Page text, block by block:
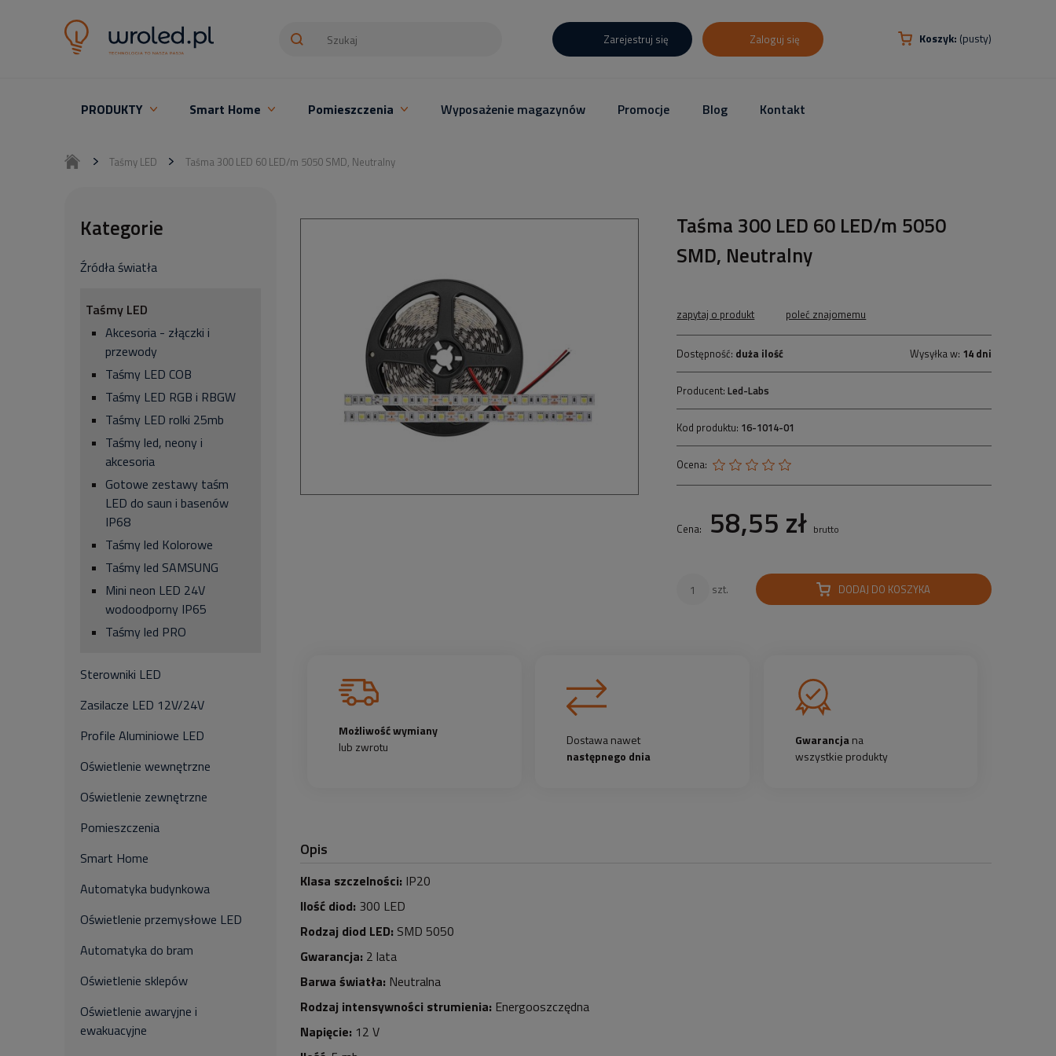
Koszyk: (pusty)
Zarejestruj się Zaloguj się
PRODUKTY Smart Home Pomieszczenia Wyposażenie magazynów Promocje Blog Kontakt
Taśmy LED Taśma 300 LED 60 LED/m 5050 SMD, Neutralny
Kategorie
Źródła światła
Taśmy LED
Akcesoria - złączki i
przewody
Taśmy LED COB
Taśmy LED RGB i RBGW
Taśmy LED rolki 25mb
Taśmy led, neony i
akcesoria
Gotowe zestawy taśm
LED do saun i basenów
IP68
Taśmy led Kolorowe
Taśmy led SAMSUNG
Mini neon LED 24V
wodoodporny IP65
Taśmy led PRO
Sterowniki LED
Zasilacze LED 12V/24V
Profile Aluminiowe LED
Oświetlenie wewnętrzne
Oświetlenie zewnętrzne
Pomieszczenia
Smart Home
Automatyka budynkowa
Oświetlenie przemysłowe LED
Automatyka do bram
Oświetlenie sklepów
Oświetlenie awaryjne i
ewakuacyjne
Taśma 300 LED 60 LED/m 5050
SMD, Neutralny
zapytaj o produkt poleć znajomemu
Dostępność: duża ilość Wysyłka w: 14 dni
Producent:Led-Labs
Kod produktu: 16-1014-01
Ocena:
Cena: 58,55 zł brutto
szt. DODAJ DO KOSZYKA
Możliwość wymiany
lub zwrotu
Dostawa nawet
następnego dnia
Gwarancjana
wszystkie produkty
Opis
Klasa szczelności: IP20
Ilość diod: 300 LED
Rodzaj diod LED: SMD 5050
Gwarancja: 2 lata
Barwa światła: Neutralna
Rodzaj intensywności strumienia: Energooszczędna
Napięcie: 12 V